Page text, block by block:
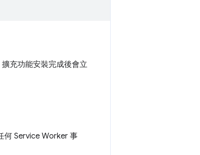
充功能安裝完成後會立
何 Service Worker 事